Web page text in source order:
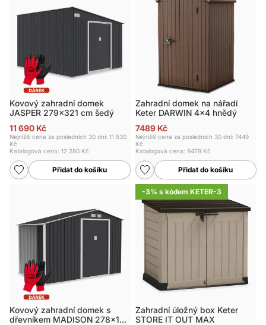
Kovový zahradní domek
JASPER 279x321 cm šedý
11 690 Kč
Nejnižší cena za posledních 30 dní: 11 530
Kč
Katalogová cena: 12 280 Kč
Přidat do košíku
Zahradní domek na nářadí
Keter DARWIN 4x4 hnědý
7489 Kč
Nejnižší cena za posledních 30 dní: 7449
Kč
Katalogová cena: 9479 Kč
Přidat do košíku
Kovový zahradní domek s
dřevníkem MADISON 278x191
-3% s kódem KETER-3
Zahradní úložný box Keter
STORE IT OUT MAX